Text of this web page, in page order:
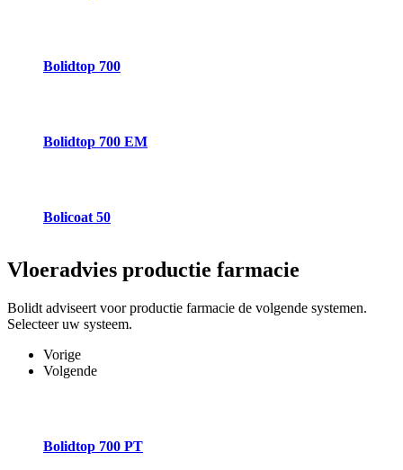
Bolidtop 700
Bolidtop 700 EM
Bolicoat 50
Vloeradvies productie farmacie
Bolidt adviseert voor productie farmacie de volgende systemen.
Selecteer uw systeem.
Vorige
Volgende
Bolidtop 700 PT